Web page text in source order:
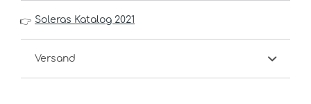
👉 Soleras Katalog 2021
Versand